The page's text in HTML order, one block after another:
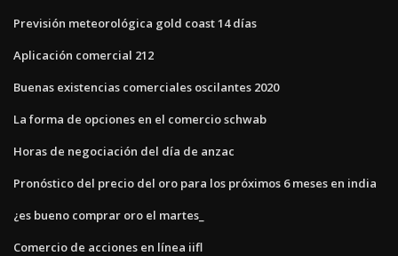
Previsión meteorológica gold coast 14 días
Aplicación comercial 212
Buenas existencias comerciales oscilantes 2020
La forma de opciones en el comercio schwab
Horas de negociación del día de anzac
Pronóstico del precio del oro para los próximos 6 meses en india
¿es bueno comprar oro el martes_
Comercio de acciones en línea iifl